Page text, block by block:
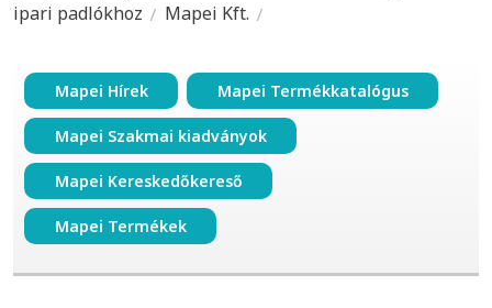
ipari padlókhoz
Mapei Kft.
Mapei Hírek Mapei Termékkatalógus
Mapei Szakmai kiadványok
Mapei Kereskedőkereső
Mapei Termékek